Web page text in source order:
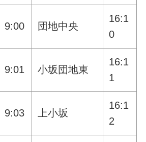
9:00 団地中央
16:1
0
9:01 小坂団地東
16:1
1
9:03 上小坂
16:1
2